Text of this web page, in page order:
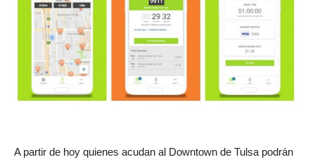
A partir de hoy quienes acudan al Downtown de Tulsa podrán